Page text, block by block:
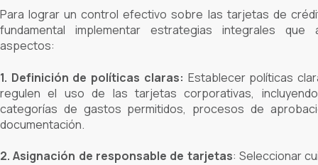
Para lograr un control efectivo sobre las tarjetas de
fundamental implementar estrategias integrales que
aspectos:
1. Definición de políticas claras: Establecer políticas
regulen el uso de las tarjetas corporativas,
categorías de gastos permitidos, procesos de
documentación.
2. Asignación de responsable de tarjetas: Seleccionar